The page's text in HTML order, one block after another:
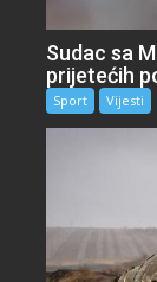
Sudac sa
prijetećih
Sport Vijesti